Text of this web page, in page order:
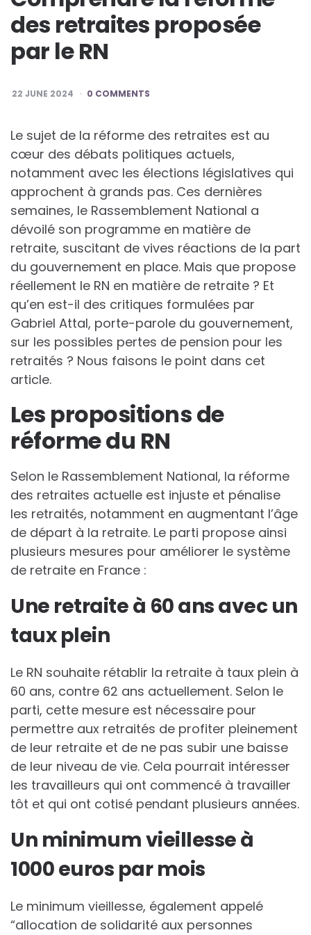
des retraites proposée
par le RN
22 JUNE 2024 0 COMMENTS
Le sujet de la réforme des retraites est au
cœur des débats politiques actuels,
notamment avec les élections législatives qui
approchent à grands pas. Ces dernières
semaines, le Rassemblement National a
dévoilé son programme en matière de
retraite, suscitant de vives réactions de la part
du gouvernement en place. Mais que propose
réellement le RN en matière de retraite ? Et
qu’en est-il des critiques formulées par
Gabriel Attal, porte-parole du gouvernement,
sur les possibles pertes de pension pour les
retraités ? Nous faisons le point dans cet
article.
Les propositions de
réforme du RN
Selon le Rassemblement National, la réforme
des retraites actuelle est injuste et pénalise
les retraités, notamment en augmentant l’âge
de départ à la retraite. Le parti propose ainsi
plusieurs mesures pour améliorer le système
de retraite en France :
Une retraite à 60 ans avec un
taux plein
Le RN souhaite rétablir la retraite à taux plein à
60 ans, contre 62 ans actuellement. Selon le
parti, cette mesure est nécessaire pour
permettre aux retraités de profiter pleinement
de leur retraite et de ne pas subir une baisse
de leur niveau de vie. Cela pourrait intéresser
les travailleurs qui ont commencé à travailler
tôt et qui ont cotisé pendant plusieurs années.
Un minimum vieillesse à
1000 euros par mois
Le minimum vieillesse, également appelé
“allocation de solidarité aux personnes